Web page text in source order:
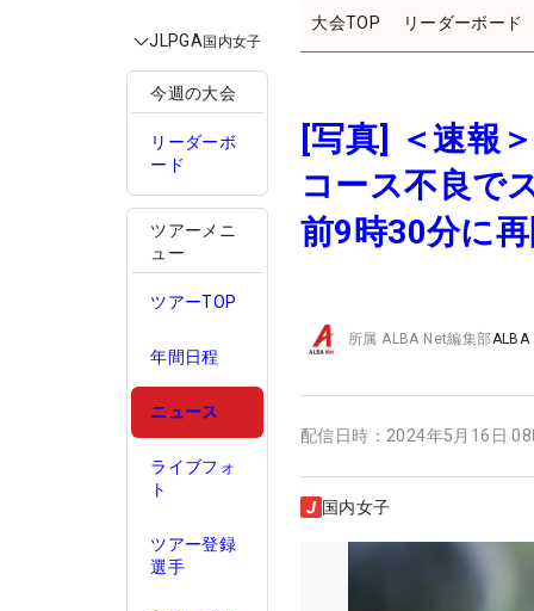
JLPGA国内女子
今週の大会
リーダーボ
ード
ツアーメニ
ュー
ツアーTOP
年間日程
ニュース
ライブフォ
ト
ツアー登録
選手
大会TOP リーダーボード
[写真] ＜速報
コース不良で
前9時30分に
所属ALBA Net編集部ALBA
配信日時： 2024年5月16日
国内女子